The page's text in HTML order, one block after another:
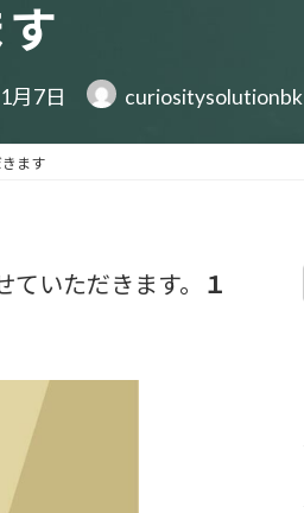
す
月7日 curiositysolutionbk
ます
いただきます。
１